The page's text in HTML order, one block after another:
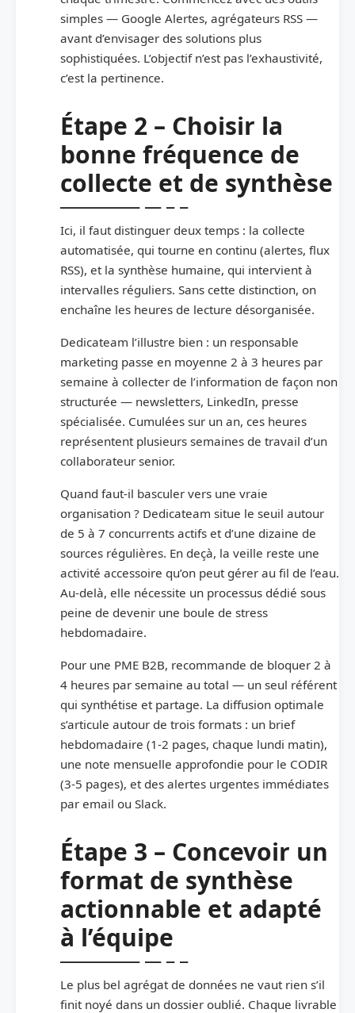
simples — Google Alertes, agrégateurs RSS —
avant d’envisager des solutions plus
sophistiquées. L’objectif n’est pas l’exhaustivité,
c’est la pertinence.
Étape 2 – Choisir la
bonne fréquence de
collecte et de synthèse
Ici, il faut distinguer deux temps : la collecte
automatisée, qui tourne en continu (alertes, flux
RSS), et la synthèse humaine, qui intervient à
intervalles réguliers. Sans cette distinction, on
enchaîne les heures de lecture désorganisée.
Dedicateam l’illustre bien : un responsable
marketing passe en moyenne 2 à 3 heures par
semaine à collecter de l’information de façon non
structurée — newsletters, LinkedIn, presse
spécialisée. Cumulées sur un an, ces heures
représentent plusieurs semaines de travail d’un
collaborateur senior.
Quand faut-il basculer vers une vraie
organisation ? Dedicateam situe le seuil autour
de 5 à 7 concurrents actifs et d’une dizaine de
sources régulières. En deçà, la veille reste une
activité accessoire qu’on peut gérer au fil de l’eau.
Au-delà, elle nécessite un processus dédié sous
peine de devenir une boule de stress
hebdomadaire.
Pour une PME B2B, recommande de bloquer 2 à
4 heures par semaine au total — un seul référent
qui synthétise et partage. La diffusion optimale
s’articule autour de trois formats : un brief
hebdomadaire (1-2 pages, chaque lundi matin),
une note mensuelle approfondie pour le CODIR
(3-5 pages), et des alertes urgentes immédiates
par email ou Slack.
Étape 3 – Concevoir un
format de synthèse
actionnable et adapté
à l’équipe
Le plus bel agrégat de données ne vaut rien s’il
finit noyé dans un dossier oublié. Chaque livrable